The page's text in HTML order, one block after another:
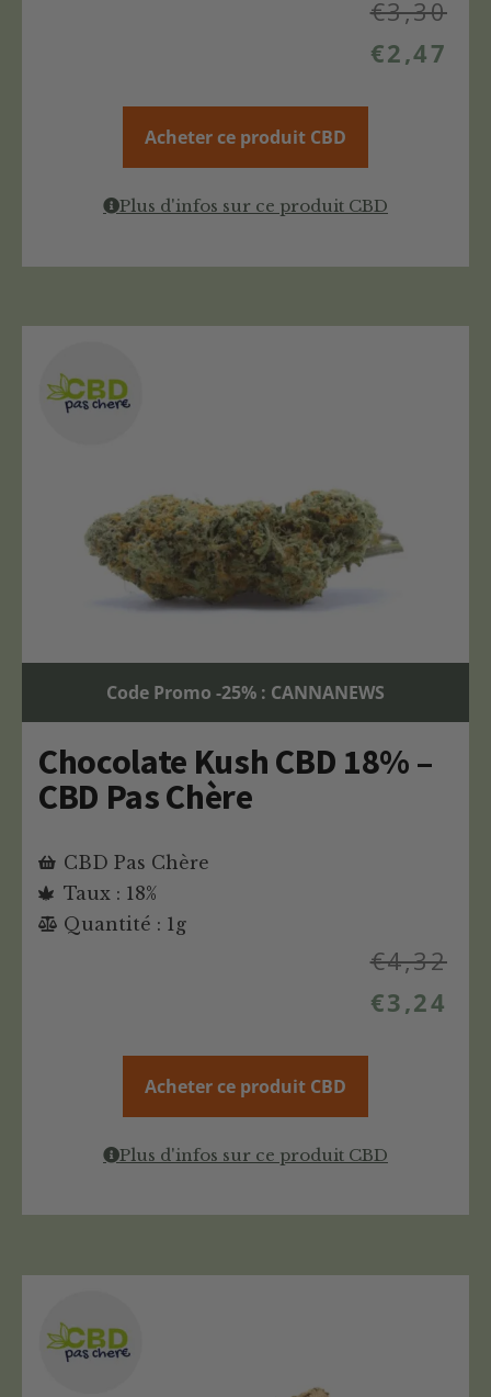
€3,30
€2,47
Acheter ce produit CBD
Plus d'infos sur ce produit CBD
Code Promo -25% : CANNANEWS
Chocolate Kush CBD 18% –
CBD Pas Chère
CBD Pas Chère
Taux : 18%
Quantité : 1g
€4,32
€3,24
Acheter ce produit CBD
Plus d'infos sur ce produit CBD